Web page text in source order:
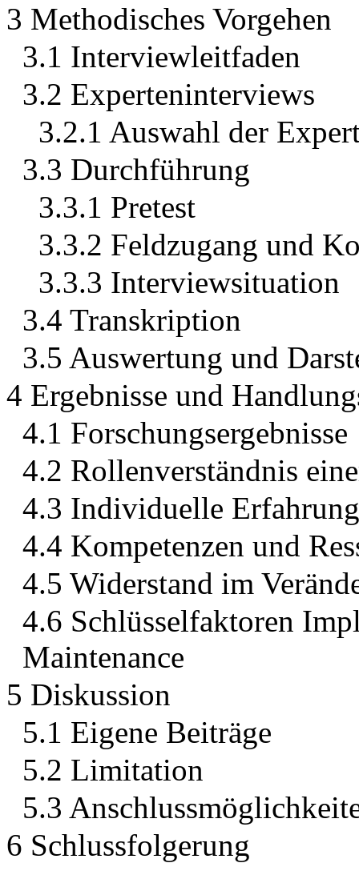
3 Methodisches Vorgehen
3.1 Interviewleitfaden
3.2 Experteninterviews
3.2.1 Auswahl der
3.3 Durchführung
3.3.1 Pretest
3.3.2 Feldzugang und
3.3.3 Interviewsituation
3.4 Transkription
3.5 Auswertung und
4 Ergebnisse und
4.1 Forschungsergebnisse
4.2 Rollenverständnis
4.3 Individuelle
4.4 Kompetenzen und
4.5 Widerstand im
4.6 Schlüsselfaktoren
Maintenance
5 Diskussion
5.1 Eigene Beiträge
5.2 Limitation
5.3
6 Schlussfolgerung